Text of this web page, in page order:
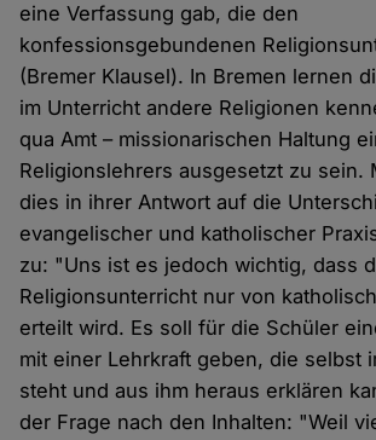
eine Verfassung gab, die den
konfessionsgebundenen
(Bremer Klausel). In Bremen lernen
im Unterricht andere Religionen
qua Amt – missionarischen Haltung
Religionslehrers ausgesetzt zu sein.
dies in ihrer Antwort auf die
evangelischer und katholischer
zu: "Uns ist es jedoch wichtig, dass
Religionsunterricht nur von
erteilt wird. Es soll für die Schüler
mit einer Lehrkraft geben, die selbst
steht und aus ihm heraus erklären
der Frage nach den Inhalten: "Weil